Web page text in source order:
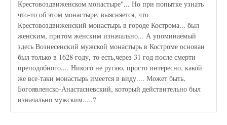
Крестовоздвиженском монастыре"... Но при попытке узнать
что-то об этом монастыре, выясняется, что
Крестовоздвиженский монастырь в городе Кострома... был
женским, притом женским изначально... А упоминаемый
здесь Вознесенский мужской монастырь в Костроме основан
был только в 1628 году, то есть,через 31 год после смерти
преподобного.... Никого не ругаю, просто интересно, какой
же все-таки монастырь имеется в виду.... Может быть,
Богоявленско-Анастасиевский, который действительно был
изначально мужским.....?